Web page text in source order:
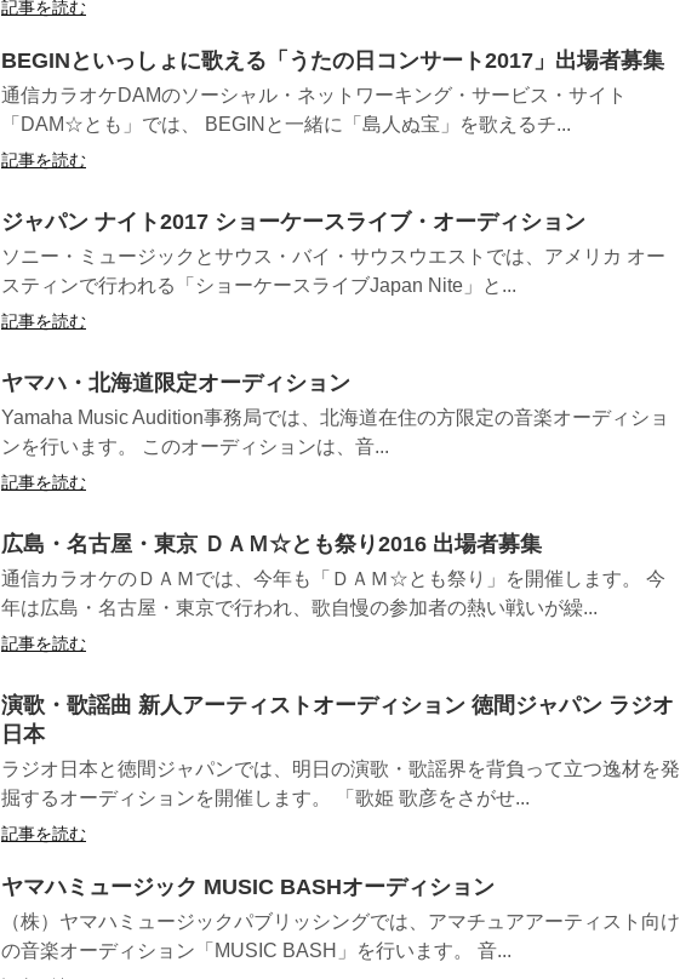
記事を読む
BEGINといっしょに歌える「うたの日コンサート2017」出場者募集
通信カラオケDAMのソーシャル・ネットワーキング・サービス・サイト
「DAM☆とも」では、 BEGINと一緒に「島人ぬ宝」を歌えるチ...
記事を読む
ジャパン ナイト2017 ショーケースライブ・オーディション
ソニー・ミュージックとサウス・バイ・サウスウエストでは、アメリカ オー
スティンで行われる「ショーケースライブJapan Nite」と...
記事を読む
ヤマハ・北海道限定オーディション
Yamaha Music Audition事務局では、北海道在住の方限定の音楽オーディショ
ンを行います。 このオーディションは、音...
記事を読む
広島・名古屋・東京 ＤＡＭ☆とも祭り2016 出場者募集
通信カラオケのＤＡＭでは、今年も「ＤＡＭ☆とも祭り」を開催します。 今
年は広島・名古屋・東京で行われ、歌自慢の参加者の熱い戦いが繰...
記事を読む
演歌・歌謡曲 新人アーティストオーディション 徳間ジャパン ラジオ
日本
ラジオ日本と徳間ジャパンでは、明日の演歌・歌謡界を背負って立つ逸材を発
掘するオーディションを開催します。 「歌姫 歌彦をさがせ...
記事を読む
ヤマハミュージック MUSIC BASHオーディション
（株）ヤマハミュージックパブリッシングでは、アマチュアアーティスト向け
の音楽オーディション「MUSIC BASH」を行います。 音...